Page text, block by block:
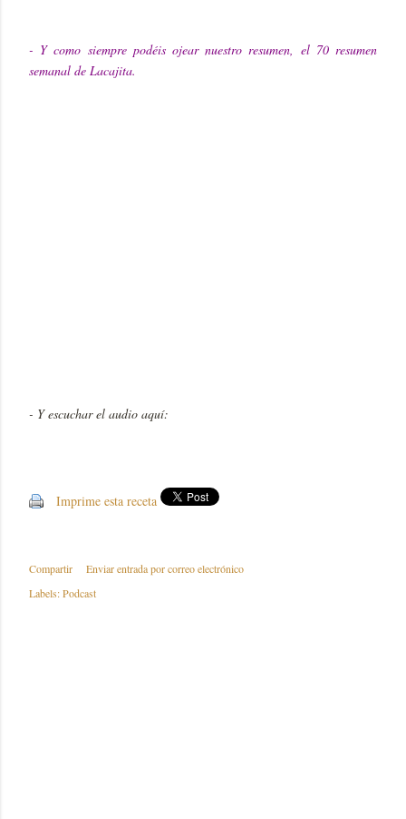
- Y como siempre podéis ojear nuestro resumen, el 70 resumen
semanal de Lacajita.
- Y escuchar el audio aquí:
Imprime esta receta
Compartir
Enviar entrada por correo electrónico
Labels:Podcast